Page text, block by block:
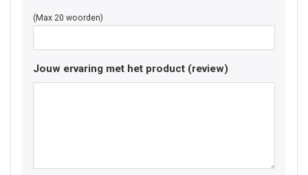
(Max 20 woorden)
Jouw ervaring met het product (review)